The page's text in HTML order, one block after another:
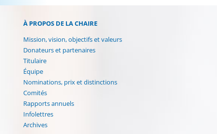
À PROPOS DE LA CHAIRE
Mission, vision, objectifs et valeurs
Donateurs et partenaires
Titulaire
Équipe
Nominations, prix et distinctions
Comités
Rapports annuels
Infolettres
Archives